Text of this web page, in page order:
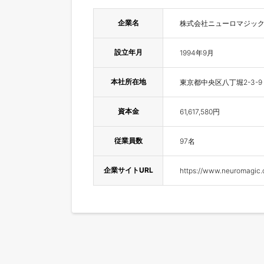
企業名 株式会社ニューロマジック
設立年月 1994年9月
本社所在地 東京都中央区八丁堀2-3-9
資本金 61,617,580円
従業員数 97名
企業サイトURL https://